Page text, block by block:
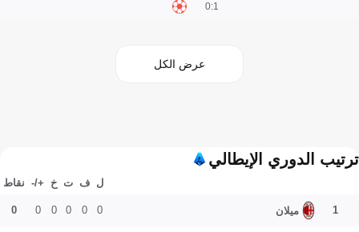
1:0
عرض الكل
ترتيب الدوري الإيطالي
ل ف ت خ +/- نقاط
1 ميلان 0
0
0
0
0
0